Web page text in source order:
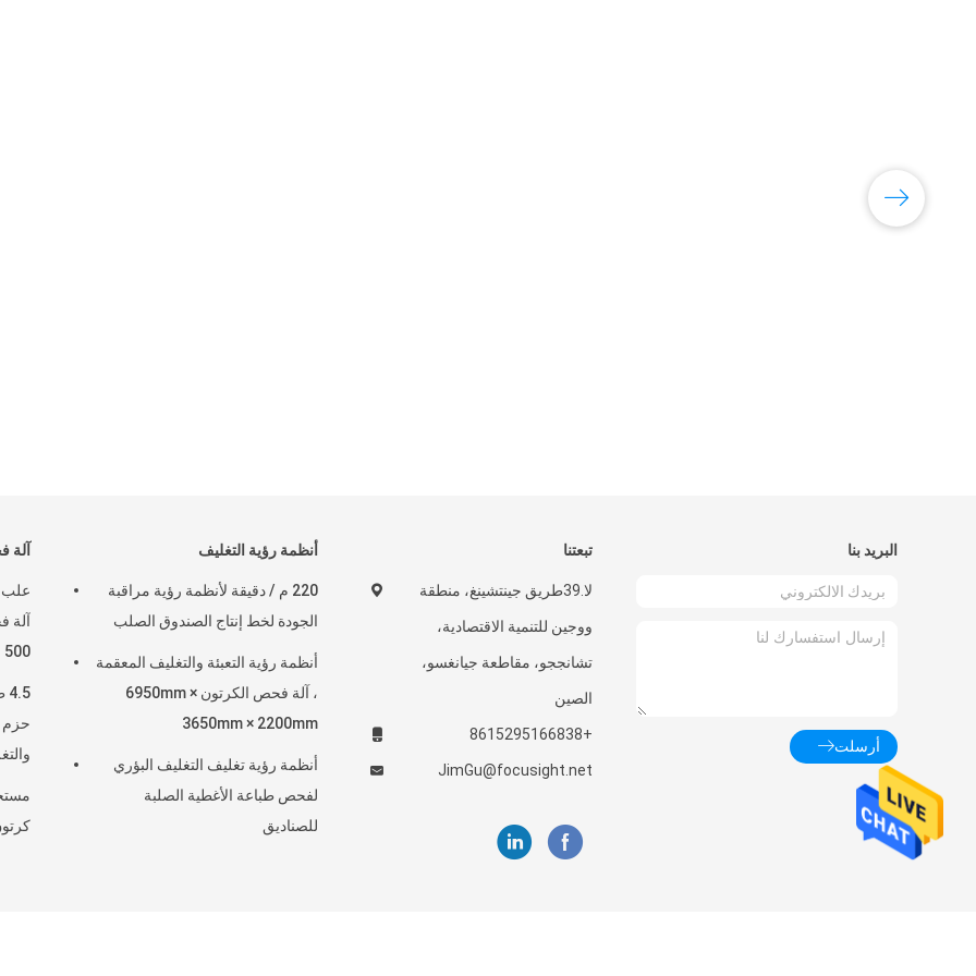
آلة
علب
آلة
500 مم
حزم
أنظمة رؤية التغليف
220 م / دقيقة لأنظمة رؤية مراقبة
الجودة لخط إنتاج الصندوق الصلب
أنظمة رؤية التعبئة والتغليف المعقمة
، آلة فحص الكرتون 6950mm ×
3650mm × 2200mm
أنظمة رؤية تغليف التغليف البؤري
لفحص طباعة الأغطية الصلبة
للصناديق
تبعتنا
لا.39طريق جينتشينغ، منطقة
ووجين للتنمية الاقتصادية،
تشانججو، مقاطعة جيانغسو،
الصين
+8615295166838
JimGu@focusight.net
البريد بنا
أرسلت